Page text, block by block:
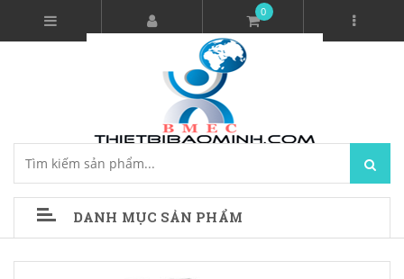
0
DANH MỤC SẢN PHẨM